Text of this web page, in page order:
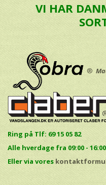
VI HAR
®
Ring på Tlf: 69 15 05 82
Alle hverdage fra 09:00 - 16:00
Eller via vores